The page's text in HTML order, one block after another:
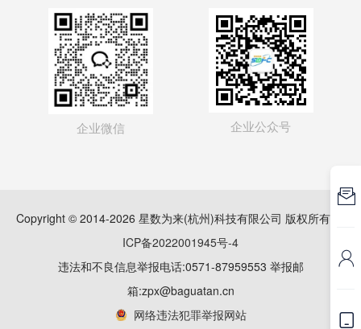
企业微信 企业公众号
Copyright © 2014-2026 星数为来(杭州)科技有限公司 版权所有
ICP备2022001945号-4
违法和不良信息举报电话:0571-87959553 举报邮
箱:zpx@baguatan.cn
网络违法犯罪举报网站


